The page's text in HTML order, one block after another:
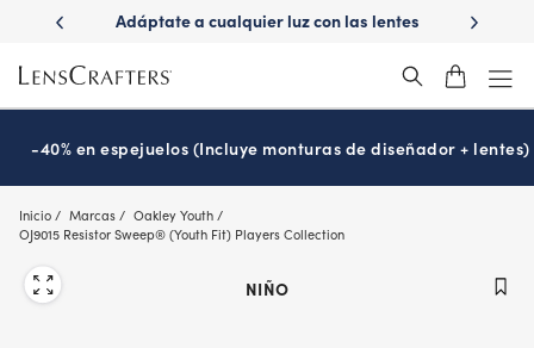
main
content
con
Adáptate a cualquier luz con las lentes
¿Es
-40% en espejuelos (Incluye monturas de diseñador + lentes)
Inicio Marcas
Oakley Youth
OJ9015 Resistor Sweep® (Youth Fit) Players Collection
NIÑO